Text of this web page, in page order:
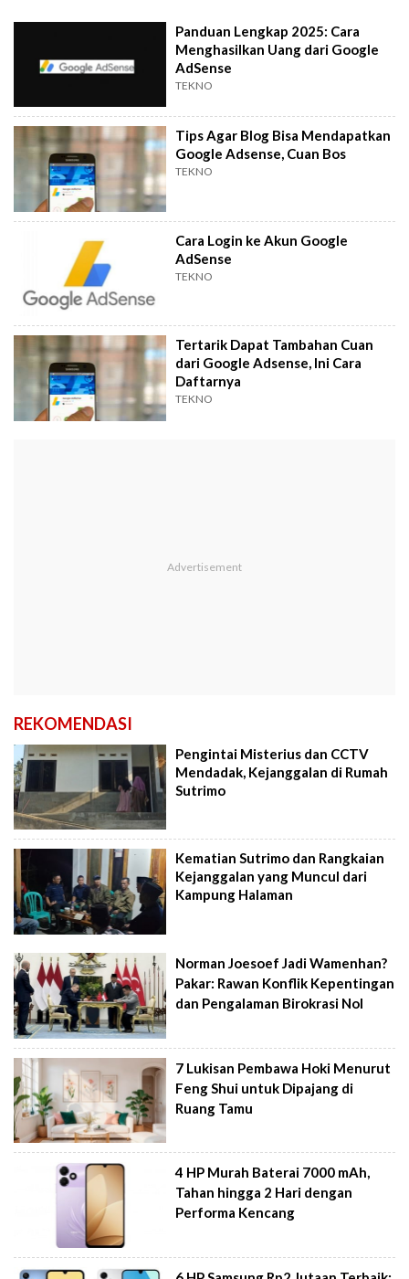
Panduan Lengkap 2025: Cara
Menghasilkan Uang dari Google
AdSense
TEKNO
Tips Agar Blog Bisa Mendapatkan
Google Adsense, Cuan Bos
TEKNO
Cara Login ke Akun Google
AdSense
TEKNO
Tertarik Dapat Tambahan Cuan
dari Google Adsense, Ini Cara
Daftarnya
TEKNO
REKOMENDASI
Pengintai Misterius dan CCTV
Mendadak, Kejanggalan di Rumah
Sutrimo
Kematian Sutrimo dan Rangkaian
Kejanggalan yang Muncul dari
Kampung Halaman
Norman Joesoef Jadi Wamenhan?
Pakar: Rawan Konflik Kepentingan
dan Pengalaman Birokrasi Nol
7 Lukisan Pembawa Hoki Menurut
Feng Shui untuk Dipajang di
Ruang Tamu
4 HP Murah Baterai 7000 mAh,
Tahan hingga 2 Hari dengan
Performa Kencang